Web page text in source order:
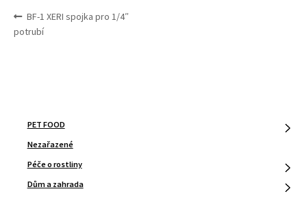
NAVIGACE
PRO
Předchozí
příspěvek:
BF-1 XERI spojka pro 1/4″
potrubí
PET FOOD
Nezařazené
Péče o rostliny
Dům a zahrada